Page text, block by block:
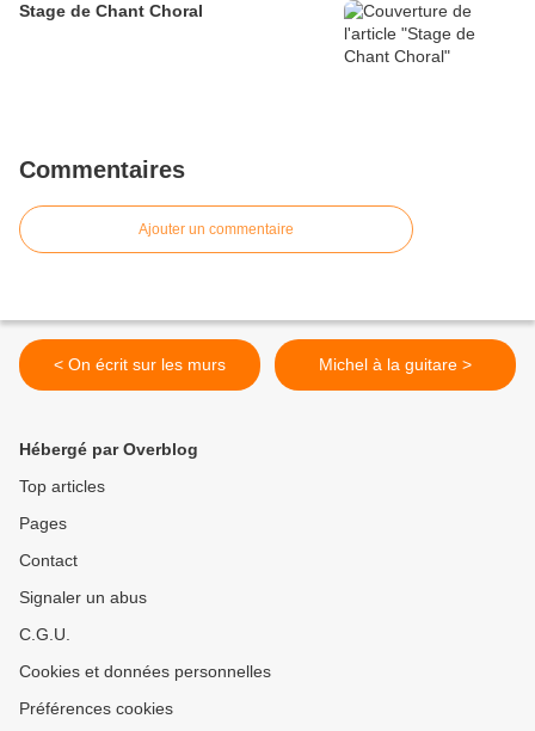
Stage de Chant Choral
Commentaires
Ajouter un commentaire
< On écrit sur les murs Michel à la guitare >
Hébergé par Overblog
Top articles
Pages
Contact
Signaler un abus
C.G.U.
Cookies et données personnelles
Préférences cookies